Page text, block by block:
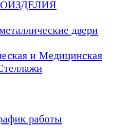
двери
и Медицинская
работы